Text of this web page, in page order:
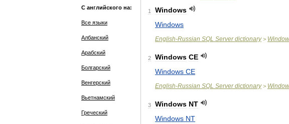
С английского на:
Все языки
Албанский
Арабский
Болгарский
Венгерский
Вьетнамский
Греческий
1
Windows
Windows
English-Russian SQL Server dictionary>
2 Windows CE
Windows CE
English-Russian SQL Server dictionary>
3 Windows NT
Windows NT